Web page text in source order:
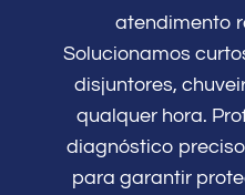
atendimento
Solucionamos
disjuntores,
qualquer hora.
diagnóstico
para garantir